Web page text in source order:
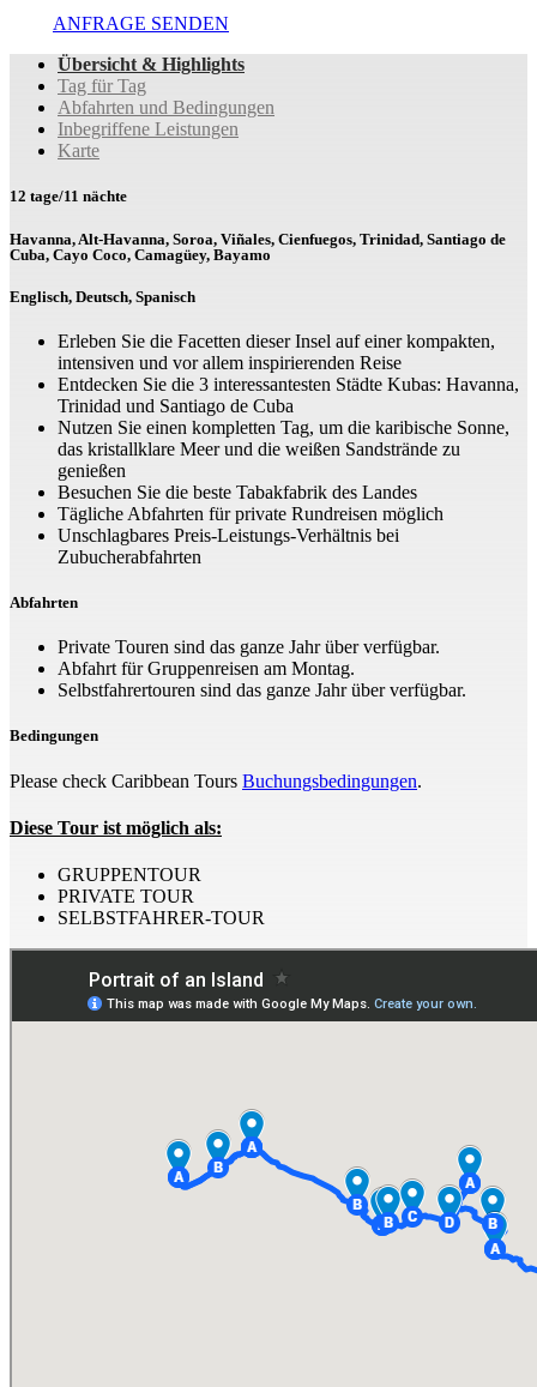
ANFRAGE SENDEN
Übersicht & Highlights
Tag für Tag
Abfahrten und Bedingungen
Inbegriffene Leistungen
Karte
12 tage/11 nächte
Havanna, Alt-Havanna, Soroa, Viñales, Cienfuegos, Trinidad, Santiago de
Cuba, Cayo Coco, Camagüey, Bayamo
Englisch, Deutsch, Spanisch
Erleben Sie die Facetten dieser Insel auf einer kompakten,
intensiven und vor allem inspirierenden Reise
Entdecken Sie die 3 interessantesten Städte Kubas: Havanna,
Trinidad und Santiago de Cuba
Nutzen Sie einen kompletten Tag, um die karibische Sonne,
das kristallklare Meer und die weißen Sandstrände zu
genießen
Besuchen Sie die beste Tabakfabrik des Landes
Tägliche Abfahrten für private Rundreisen möglich
Unschlagbares Preis-Leistungs-Verhältnis bei
Zubucherabfahrten
Abfahrten
Private Touren sind das ganze Jahr über verfügbar.
Abfahrt für Gruppenreisen am Montag.
Selbstfahrertouren sind das ganze Jahr über verfügbar.
Bedingungen
Please check Caribbean Tours Buchungsbedingungen.
Diese Tour ist möglich als:
GRUPPENTOUR
PRIVATE TOUR
SELBSTFAHRER-TOUR